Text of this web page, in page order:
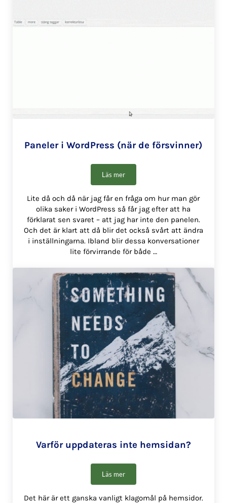
Paneler i WordPress (när de försvinner)
Läs merPaneler i WordPress (när de försvinner)
Lite då och då när jag får en fråga om hur man gör
olika saker i WordPress så får jag efter att ha
förklarat sen svaret – att jag har inte den panelen.
Och det är klart att då blir det också svårt att ändra
i inställningarna. Ibland blir dessa konversationer
lite förvirrande för både …
Varför uppdateras inte hemsidan?
Läs merVarför uppdateras inte hemsidan?
Det här är ett ganska vanligt klagomål på hemsidor.